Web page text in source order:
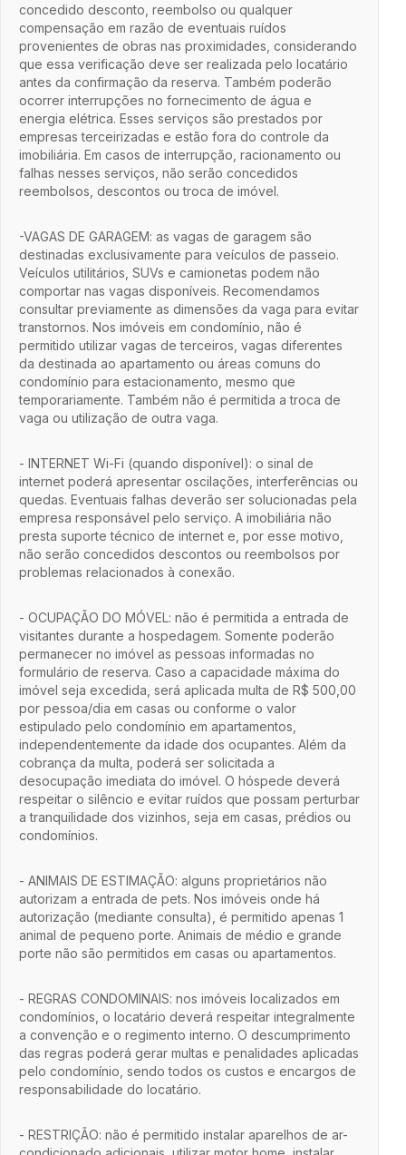
concedido desconto, reembolso ou qualquer
compensação em razão de eventuais ruídos
provenientes de obras nas proximidades, considerando
que essa verificação deve ser realizada pelo locatário
antes da confirmação da reserva. Também poderão
ocorrer interrupções no fornecimento de água e
energia elétrica. Esses serviços são prestados por
empresas terceirizadas e estão fora do controle da
imobiliária. Em casos de interrupção, racionamento ou
falhas nesses serviços, não serão concedidos
reembolsos, descontos ou troca de imóvel.
-VAGAS DE GARAGEM: as vagas de garagem são
destinadas exclusivamente para veículos de passeio.
Veículos utilitários, SUVs e camionetas podem não
comportar nas vagas disponíveis. Recomendamos
consultar previamente as dimensões da vaga para evitar
transtornos. Nos imóveis em condomínio, não é
permitido utilizar vagas de terceiros, vagas diferentes
da destinada ao apartamento ou áreas comuns do
condomínio para estacionamento, mesmo que
temporariamente. Também não é permitida a troca de
vaga ou utilização de outra vaga.
- INTERNET Wi-Fi (quando disponível): o sinal de
internet poderá apresentar oscilações, interferências ou
quedas. Eventuais falhas deverão ser solucionadas pela
empresa responsável pelo serviço. A imobiliária não
presta suporte técnico de internet e, por esse motivo,
não serão concedidos descontos ou reembolsos por
problemas relacionados à conexão.
- OCUPAÇÃO DO MÓVEL: não é permitida a entrada de
visitantes durante a hospedagem. Somente poderão
permanecer no imóvel as pessoas informadas no
formulário de reserva. Caso a capacidade máxima do
imóvel seja excedida, será aplicada multa de R$ 500,00
por pessoa/dia em casas ou conforme o valor
estipulado pelo condomínio em apartamentos,
independentemente da idade dos ocupantes. Além da
cobrança da multa, poderá ser solicitada a
desocupação imediata do imóvel. O hóspede deverá
respeitar o silêncio e evitar ruídos que possam perturbar
a tranquilidade dos vizinhos, seja em casas, prédios ou
condomínios.
- ANIMAIS DE ESTIMAÇÃO: alguns proprietários não
autorizam a entrada de pets. Nos imóveis onde há
autorização (mediante consulta), é permitido apenas 1
animal de pequeno porte. Animais de médio e grande
porte não são permitidos em casas ou apartamentos.
- REGRAS CONDOMINAIS: nos imóveis localizados em
condomínios, o locatário deverá respeitar integralmente
a convenção e o regimento interno. O descumprimento
das regras poderá gerar multas e penalidades aplicadas
pelo condomínio, sendo todos os custos e encargos de
responsabilidade do locatário.
- RESTRIÇÃO: não é permitido instalar aparelhos de ar-